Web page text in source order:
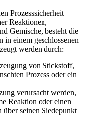
Prozesssicherheit
Reaktionen,
Gemische, besteht die
einem geschlossenen
werden durch:
von Stickstoff,
Prozess oder ein
verursacht werden,
Reaktion oder einen
über seinen Siedepunkt